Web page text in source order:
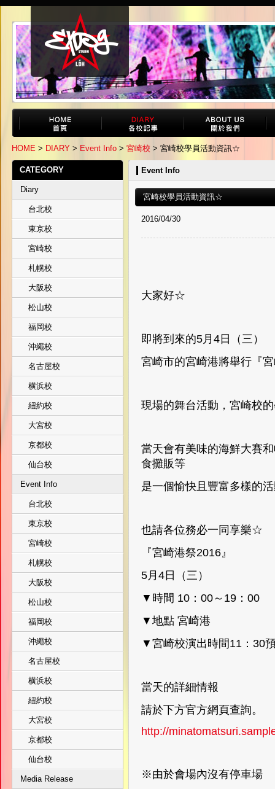
HOME > DIARY > Event Info > 宮崎校 > 宮崎校學員活動資訊☆
CATEGORY
Diary
台北校
東京校
宮崎校
札幌校
大阪校
松山校
福岡校
沖繩校
名古屋校
横浜校
紐約校
大宮校
京都校
仙台校
Event Info
台北校
東京校
宮崎校
札幌校
大阪校
松山校
福岡校
沖繩校
名古屋校
横浜校
紐約校
大宮校
京都校
仙台校
Media Release
Event Info
宮崎校學員活動資訊☆
2016/04/30
大家好☆
即將到來的5月4日（三）
宮崎市的宮崎港將舉行『
現場的舞台活動，宮崎校
當天會有美味的海鮮大賽
食攤販等
是一個愉快且豐富多樣的
也請各位務必一同享樂☆
『宮崎港祭2016』
5月4日（三）
▼時間 10：00～19：00
▼地點 宮崎港
▼宮崎校演出時間11：30
當天的詳細情報
請於下方官方網頁查詢。
http://
※由於會場內沒有停車場